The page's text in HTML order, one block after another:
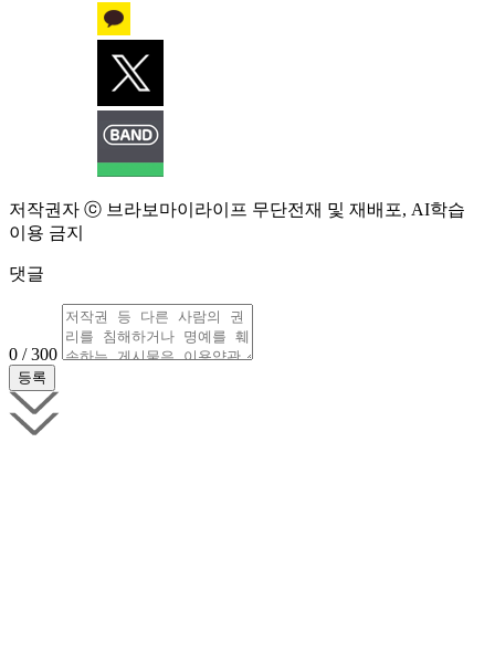
저작권자 ⓒ 브라보마이라이프 무단전재 및 재배포, AI학습
이용 금지
댓글
0 / 300